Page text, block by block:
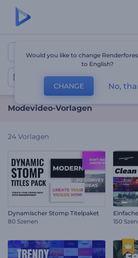
Modevideo-
Modevideos
Modevideo-Vorlagen
24 Vorlagen
Dynamischer Stomp Titelpaket
80 Szenen
150
Would you like to change
to English?
CHANGE No,